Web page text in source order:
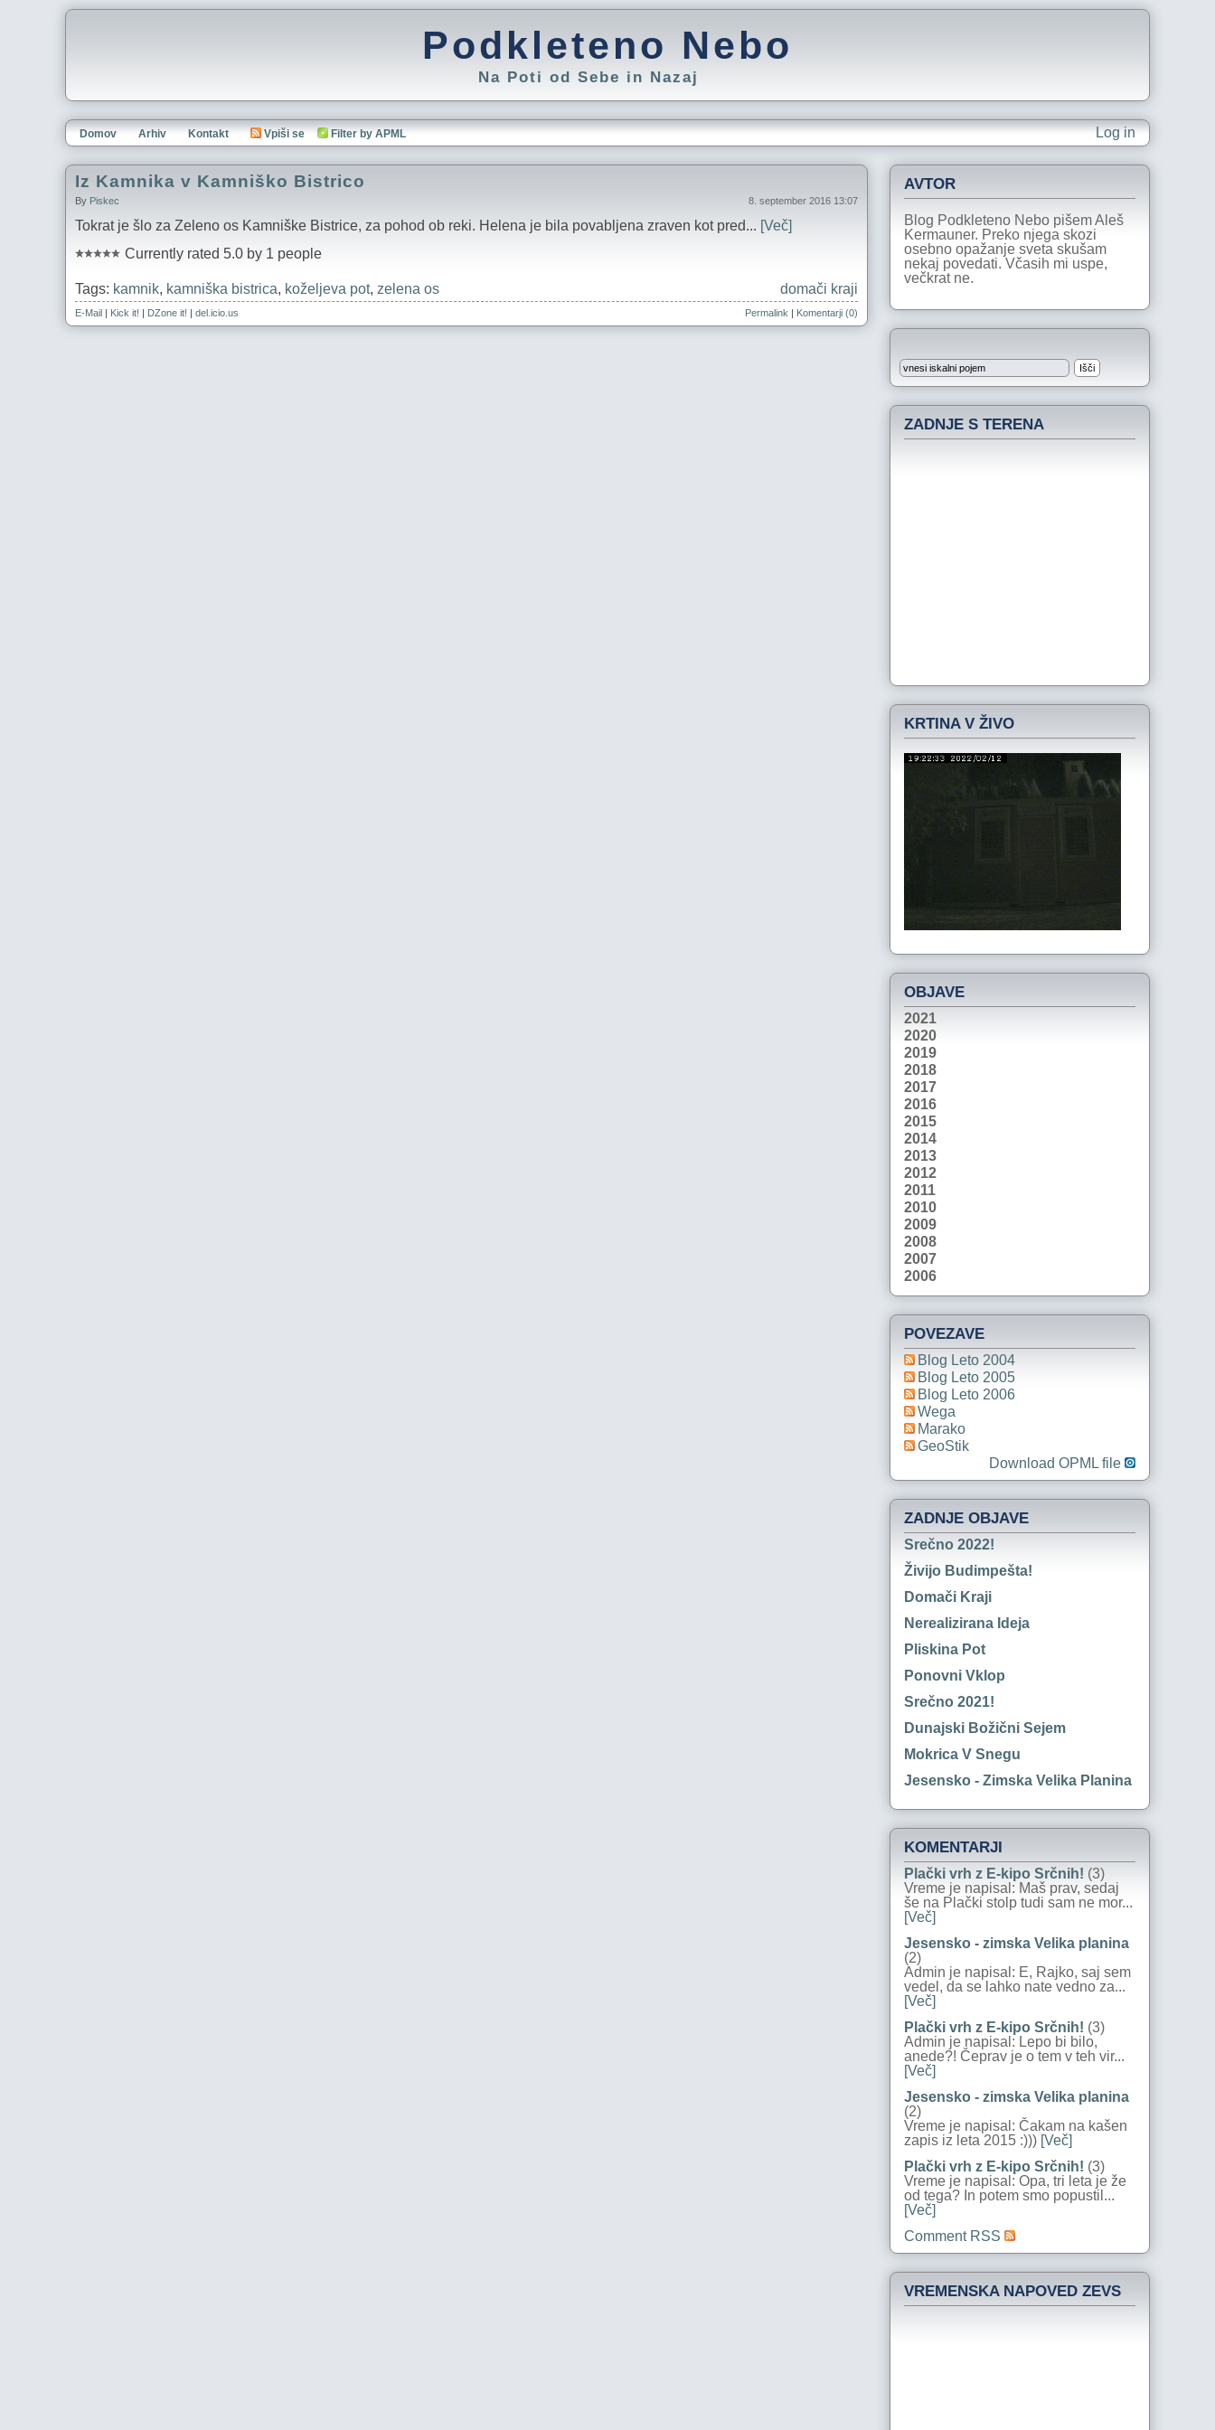
Podkleteno Nebo
Na Poti od Sebe in Nazaj
Log in
Domov Arhiv Kontakt Vpiši se Filter by APML
Iz Kamnika v Kamniško Bistrico
By Piskec 8. september 2016 13:07
Tokrat je šlo za Zeleno os Kamniške Bistrice, za pohod ob reki. Helena je bila povabljena zraven kot pred... [Več]
Currently rated 5.0 by 1 people
Tags: kamnik, kamniška bistrica, koželjeva pot, zelena os domači kraji
E-Mail | Kick it! | DZone it! | del.icio.us Permalink | Komentarji (0)
AVTOR
Blog Podkleteno Nebo pišem Aleš
Kermauner. Preko njega skozi
osebno opažanje sveta skušam
nekaj povedati. Včasih mi uspe,
večkrat ne.
ZADNJE S TERENA
KRTINA V ŽIVO
OBJAVE
2021
2020
2019
2018
2017
2016
2015
2014
2013
2012
2011
2010
2009
2008
2007
2006
POVEZAVE
Blog Leto 2004
Blog Leto 2005
Blog Leto 2006
Wega
Marako
GeoStik
Download OPML file
ZADNJE OBJAVE
Srečno 2022!
Živijo Budimpešta!
Domači Kraji
Nerealizirana Ideja
Pliskina Pot
Ponovni Vklop
Srečno 2021!
Dunajski Božični Sejem
Mokrica V Snegu
Jesensko - Zimska Velika Planina
KOMENTARJI
Plački vrh z E-kipo Srčnih! (3)
Vreme je napisal: Maš prav, sedaj
še na Plački stolp tudi sam ne mor...
[Več]
Jesensko - zimska Velika planina
(2)
Admin je napisal: E, Rajko, saj sem
vedel, da se lahko nate vedno za...
[Več]
Plački vrh z E-kipo Srčnih! (3)
Admin je napisal: Lepo bi bilo,
anede?! Čeprav je o tem v teh vir...
[Več]
Jesensko - zimska Velika planina
(2)
Vreme je napisal: Čakam na kašen
zapis iz leta 2015 :))) [Več]
Plački vrh z E-kipo Srčnih! (3)
Vreme je napisal: Opa, tri leta je že
od tega? In potem smo popustil...
[Več]
Comment RSS
VREMENSKA NAPOVED ZEVS